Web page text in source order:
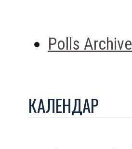
Polls Archive
КАЛЕНДАР